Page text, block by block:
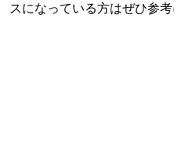
スになっている方はぜひ参